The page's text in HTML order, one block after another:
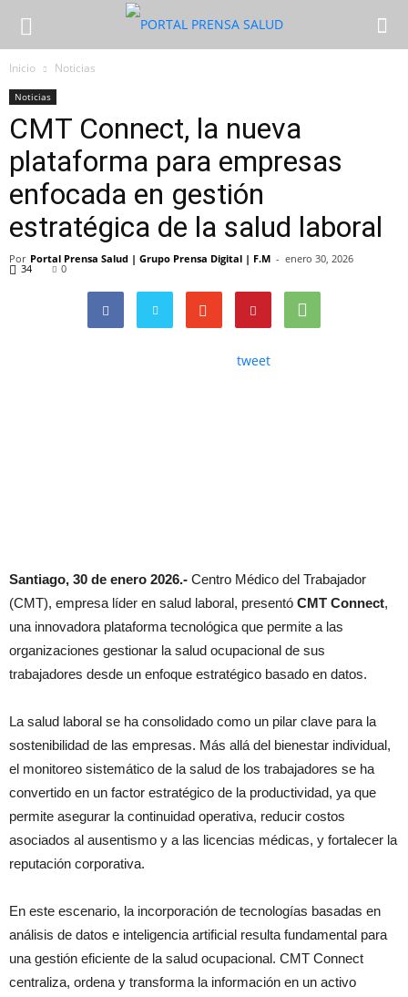
Inicio Noticias
Noticias
CMT Connect, la nueva
plataforma para empresas
enfocada en gestión
estratégica de la salud laboral
Por Portal Prensa Salud | Grupo Prensa Digital | F.M - enero 30, 2026
34 0
tweet
Santiago, 30 de enero 2026.- Centro Médico del Trabajador
(CMT), empresa líder en salud laboral, presentó CMT Connect,
una innovadora plataforma tecnológica que permite a las
organizaciones gestionar la salud ocupacional de sus
trabajadores desde un enfoque estratégico basado en datos.
La salud laboral se ha consolidado como un pilar clave para la
sostenibilidad de las empresas. Más allá del bienestar individual,
el monitoreo sistemático de la salud de los trabajadores se ha
convertido en un factor estratégico de la productividad, ya que
permite asegurar la continuidad operativa, reducir costos
asociados al ausentismo y a las licencias médicas, y fortalecer la
reputación corporativa.
En este escenario, la incorporación de tecnologías basadas en
análisis de datos e inteligencia artificial resulta fundamental para
una gestión eficiente de la salud ocupacional. CMT Connect
centraliza, ordena y transforma la información en un activo